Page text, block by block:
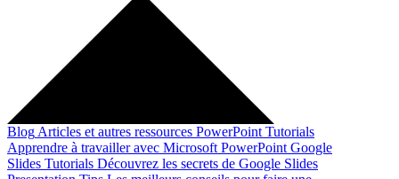
Blog Articles et autres ressources PowerPoint Tutorials
Apprendre à travailler avec Microsoft PowerPoint Google
Slides Tutorials Découvrez les secrets de Google Slides